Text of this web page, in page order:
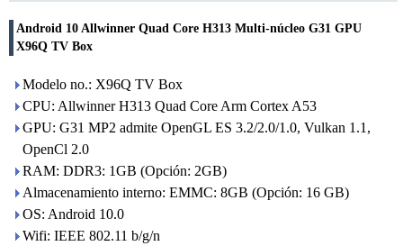
Android 10 Allwinner Quad Core H313 Multi-núcleo G31 GPU
X96Q TV Box
Modelo no.: X96Q TV Box
CPU: Allwinner H313 Quad Core Arm Cortex A53
GPU: G31 MP2 admite OpenGL ES 3.2/2.0/1.0, Vulkan 1.1,
OpenCl 2.0
RAM: DDR3: 1GB (Opción: 2GB)
Almacenamiento interno: EMMC: 8GB (Opción: 16 GB)
OS: Android 10.0
Wifi: IEEE 802.11 b/g/n